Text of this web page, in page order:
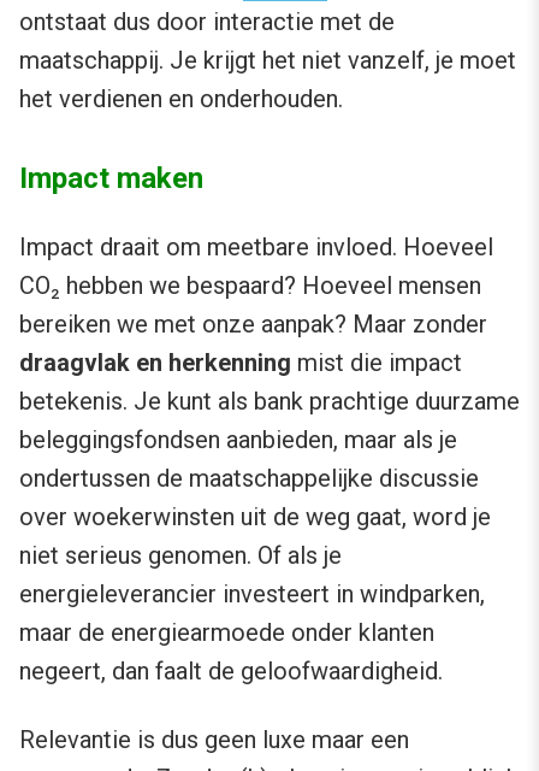
ontstaat dus door interactie met de
maatschappij. Je krijgt het niet vanzelf, je moet
het verdienen en onderhouden.
Impact maken
Impact draait om meetbare invloed. Hoeveel
CO₂ hebben we bespaard? Hoeveel mensen
bereiken we met onze aanpak? Maar zonder
draagvlak en herkenning mist die impact
betekenis. Je kunt als bank prachtige duurzame
beleggingsfondsen aanbieden, maar als je
ondertussen de maatschappelijke discussie
over woekerwinsten uit de weg gaat, word je
niet serieus genomen. Of als je
energieleverancier investeert in windparken,
maar de energiearmoede onder klanten
negeert, dan faalt de geloofwaardigheid.
Relevantie is dus geen luxe maar een